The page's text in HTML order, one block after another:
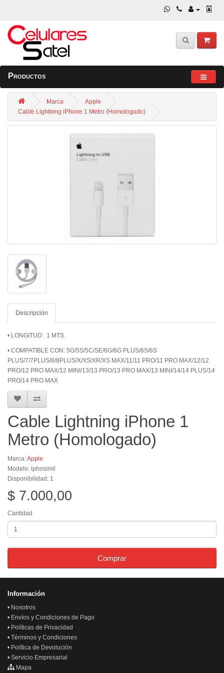
Productos
Marca
Apple
Cable Lightning iPhone 1 Metro (Homologado)
Descripción
• LONGITUD: 1 MTS.
• COMPATIBLE CON: 5G/5S/5C/SE/6G/6G PLUS/6S/6S
PLUS/7/7PLUS/8/8PLUS/X/XS/XR/XS MAX/11/11 PRO/11 PRO MAX/12/12
PRO/12 PRO MAX/12 MINI/13/13 PRO/13 PRO MAX/13 MINI/14/14 PLUS/14
PRO/14 PRO MAX
Cable Lightning iPhone 1
Metro (Homologado)
Marca:Apple
Modelo: iphosimil
Disponibilidad: 1
$ 7.000,00
Cantidad
Comprar
Información
• Nosotros
• Envíos y Condiciones de Pago
• Políticas de Privacidad
• Términos y Condiciones
• Política de Devolución
• Servicio Empresarial
Mapa